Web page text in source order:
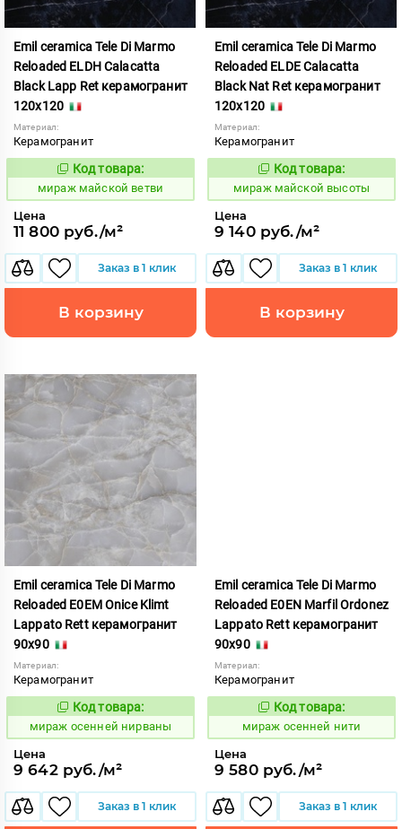
Emil ceramica Tele Di Marmo
Reloaded ELDH Calacatta
Black Lapp Ret керамогранит
120x120
Материал:
Керамогранит
990759
Код товара:
мираж майской ветви
Цена
11 800 руб./м²
Заказ в 1 клик
В корзину
Emil ceramica Tele Di Marmo
Reloaded ELDE Calacatta
Black Nat Ret керамогранит
120x120
Материал:
Керамогранит
990757
Код товара:
мираж майской высоты
Цена
9 140 руб./м²
Заказ в 1 клик
В корзину
Emil ceramica Tele Di Marmo
Reloaded E0EM Onice Klimt
Lappato Rett керамогранит
90x90
Материал:
Керамогранит
992809
Код товара:
мираж осенней нирваны
Цена
9 642 руб./м²
Заказ в 1 клик
Emil ceramica Tele Di Marmo
Reloaded E0EN Marfil Ordonez
Lappato Rett керамогранит
90x90
Материал:
Керамогранит
992810
Код товара:
мираж осенней нити
Цена
9 580 руб./м²
Заказ в 1 клик